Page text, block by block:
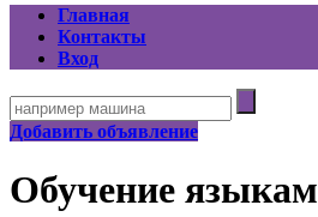
Главная
Контакты
Вход
Добавить объявление
Обучение языкам